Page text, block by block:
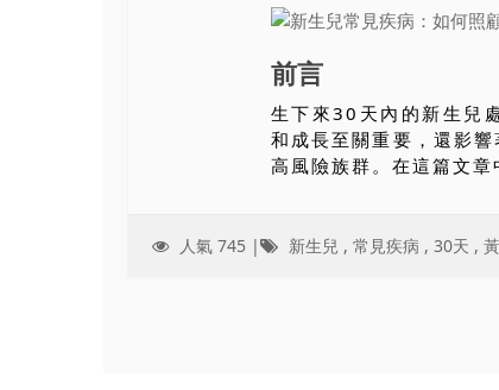
前言
生下來30天內的新生兒
和成長至關重要，還影
高風險族群。在這篇文
人氣 745 | 新生兒 , 常見疾病 , 30天 ,